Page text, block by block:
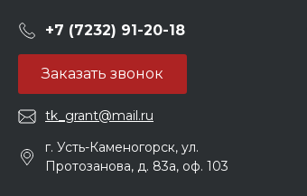
+7 (7232) 91-20-18
Заказать звонок
tk_grant@mail.ru
г. Усть-Каменогорск, ул.
Протозанова, д. 83а, оф. 103